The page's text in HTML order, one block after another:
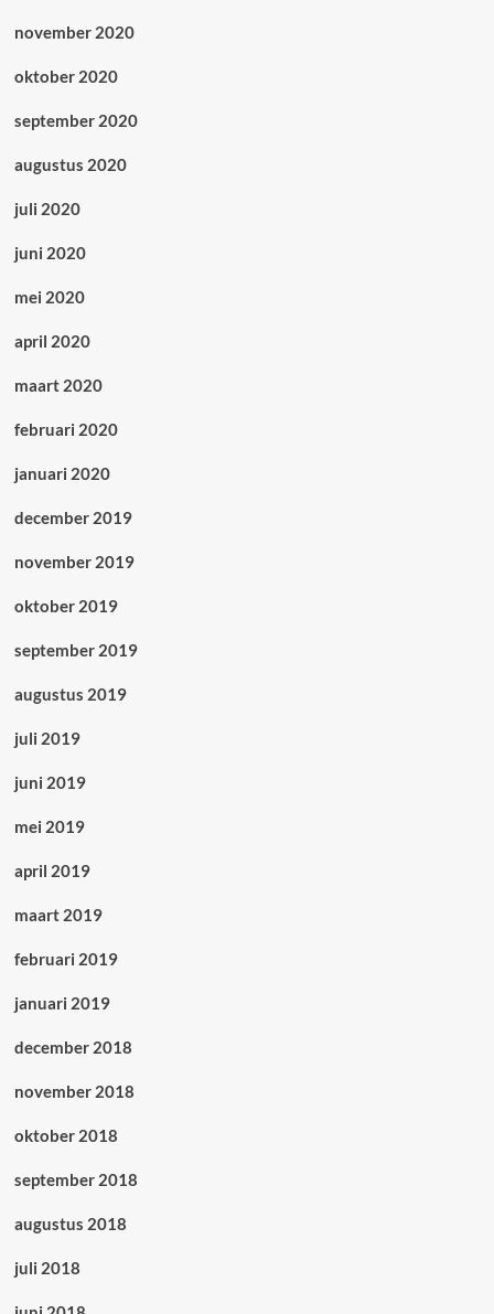
november 2020
oktober 2020
september 2020
augustus 2020
juli 2020
juni 2020
mei 2020
april 2020
maart 2020
februari 2020
januari 2020
december 2019
november 2019
oktober 2019
september 2019
augustus 2019
juli 2019
juni 2019
mei 2019
april 2019
maart 2019
februari 2019
januari 2019
december 2018
november 2018
oktober 2018
september 2018
augustus 2018
juli 2018